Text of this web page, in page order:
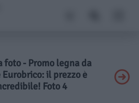
foto - Promo legna da
Eurobrico: il prezzo è
Foto 4